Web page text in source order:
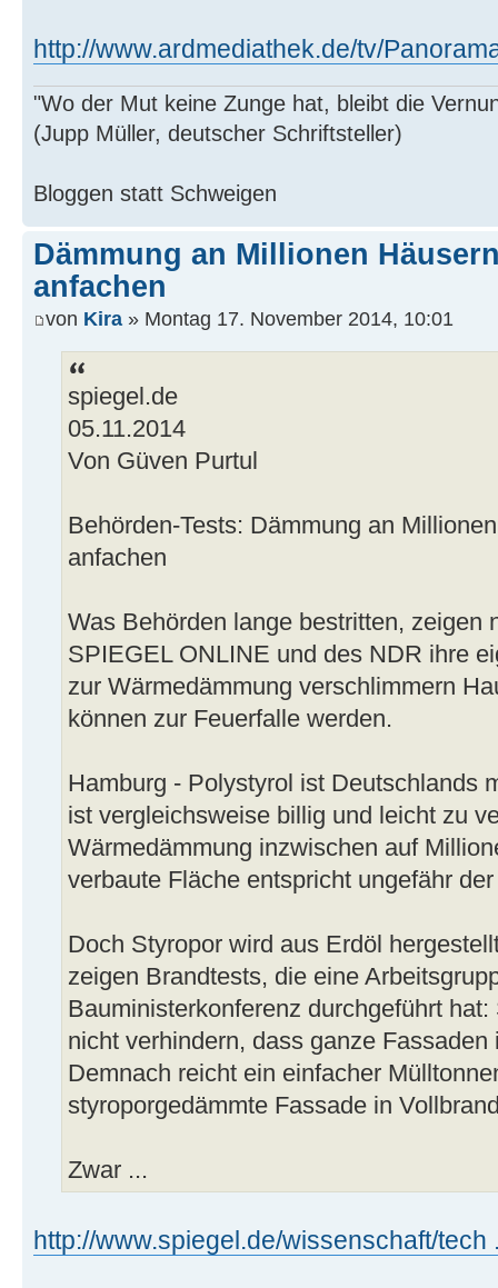
http://www.ardmediathek.de/tv/
"Wo der Mut keine Zunge hat, bleibt die
(Jupp Müller, deutscher Schriftsteller)
Bloggen statt Schweigen
Dämmung an Millionen
anfachen
von Kira » Montag 17. November 2014, 10:01
spiegel.de
05.11.2014
Von Güven Purtul
Behörden-Tests: Dämmung an
anfachen
Was Behörden lange bestritten, zeigen
SPIEGEL ONLINE und des NDR ihre
zur Wärmedämmung verschlimmern
können zur Feuerfalle werden.
Hamburg - Polystyrol ist Deutschlands
ist vergleichsweise billig und leicht zu
Wärmedämmung inzwischen auf
verbaute Fläche entspricht ungefähr
Doch Styropor wird aus Erdöl
zeigen Brandtests, die eine
Bauministerkonferenz durchgeführt
nicht verhindern, dass ganze
Demnach reicht ein einfacher
styroporgedämmte Fassade in
Zwar ...
http://www.spiegel.de/wissenschaft/tech